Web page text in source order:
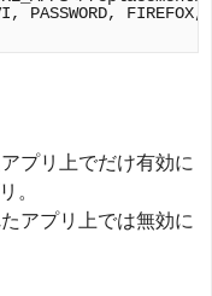
PASSWORD,
プリ上でだけ有効に
。
アプリ上では無効に